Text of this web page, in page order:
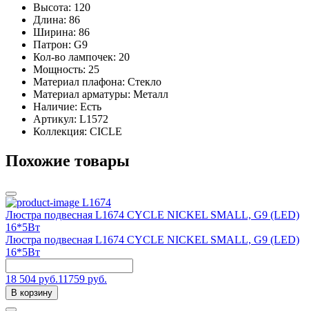
Высота: 120
Длина: 86
Ширина: 86
Патрон: G9
Кол-во лампочек: 20
Мощность: 25
Материал плафона: Стекло
Материал арматуры: Металл
Наличие: Есть
Артикул: L1572
Коллекция: CICLE
Похожие товары
L1674
Люстра подвесная L1674 CYCLE NICKEL SMALL, G9 (LED)
16*5Вт
Люстра подвесная L1674 CYCLE NICKEL SMALL, G9 (LED)
16*5Вт
18 504 руб.11759 руб.
В корзину